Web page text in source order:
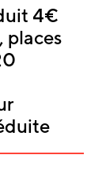
4€
places